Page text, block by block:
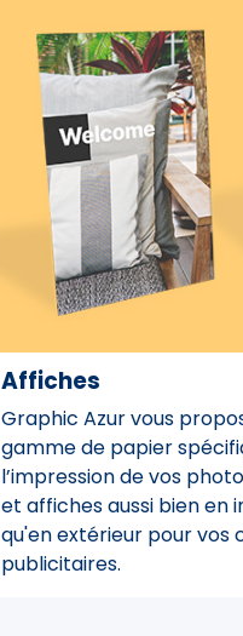
Affiches
Graphic Azur vous
gamme de papier
l’impression de vos
et affiches aussi bien en
qu'en extérieur pour vos
publicitaires.